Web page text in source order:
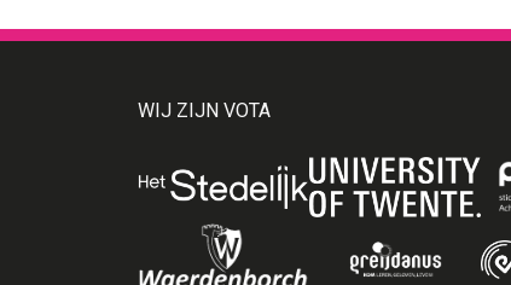
WIJ ZIJN VOTA